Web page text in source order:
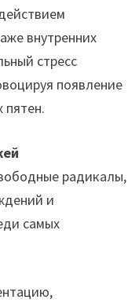
внутренних
стресс
появление
пятен.
радикалы,
и
самых